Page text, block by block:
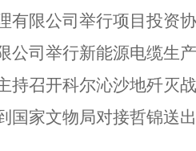
限公司举行项目投资协
司举行新能源电缆生产
召开科尔沁沙地歼灭战
家文物局对接哲锦送